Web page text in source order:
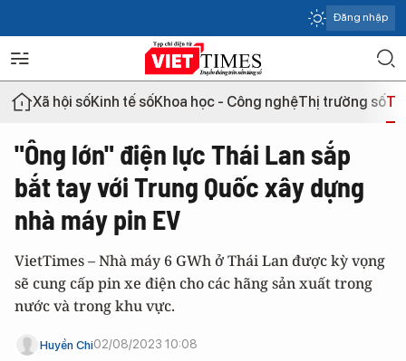
Đăng nhập
Xã hội sốKinh tế sốKhoa học - Công nghệThị trường số
"Ông lớn" điện lực Thái Lan sắp
bắt tay với Trung Quốc xây dựng
nhà máy pin EV
VietTimes – Nhà máy 6 GWh ở Thái Lan được kỳ vọng
sẽ cung cấp pin xe điện cho các hãng sản xuất trong
nước và trong khu vực.
Huyền Chi02/08/2023 10:08